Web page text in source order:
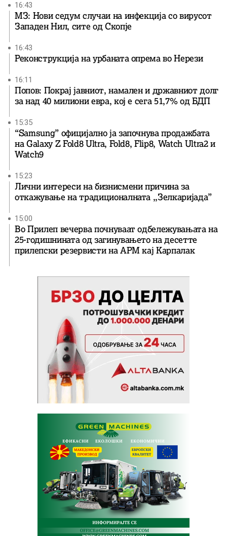
16:43
МЗ: Нови седум случаи на инфекција со вирусот
Западен Нил, сите од Скопје
16:43
Реконструкција на урбаната опрема во Нерези
16:11
Попов: Покрај јавниот, намален и државниот долг
за над 40 милиони евра, кој e сега 51,7% од БДП
15:35
“Samsung” официјално ја започнува продажбата
на Galaxy Z Fold8 Ultra, Fold8, Flip8, Watch Ultra2 и
Watch9
15:23
Лични интереси на бизнисмени причина за
откажување на традиционалната ,,Зелкаријада”
15:00
Во Прилеп вечерва почнуваат одбележувањата на
25-годишнината од загинувањето на десетте
прилепски резервисти на АРМ кај Карпалак